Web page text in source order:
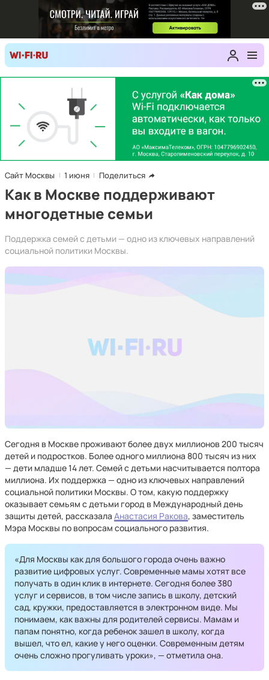
Сайт Москвы 1 июня Поделиться
Как в Москве поддерживают
многодетные семьи
Поддержка семей с детьми — одно из ключевых направлений
социальной политики Москвы.
Сегодня в Москве проживают более двух миллионов 200 тысяч
детей и подростков. Более одного миллиона 800 тысяч из них
— дети младше 14 лет. Семей с детьми насчитывается полтора
миллиона. Их поддержка — одно из ключевых направлений
социальной политики Москвы. О том, какую поддержку
оказывает семьям с детьми город в Международный день
защиты детей, рассказала Анастасия Ракова, заместитель
Мэра Москвы по вопросам социального развития.
«Для Москвы как для большого города очень важно
развитие цифровых услуг. Современные мамы хотят все
получать в один клик в интернете. Сегодня более 380
услуг и сервисов, в том числе запись в школу, детский
сад, кружки, предоставляется в электронном виде. Мы
понимаем, как важны для родителей сервисы. Мамам и
папам понятно, когда ребенок зашел в школу, когда
вышел, что ел, какие у него оценки. Современным детям
очень сложно прогуливать уроки», — отметила она.